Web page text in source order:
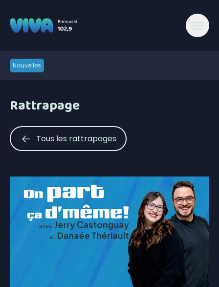
Nouvelles
Rattrapage
Tous les rattrapages